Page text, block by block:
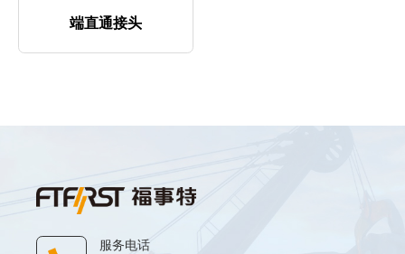
端直通接头
服务电话